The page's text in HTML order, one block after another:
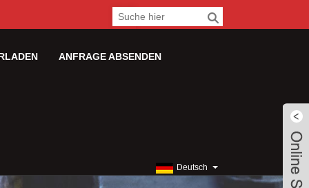
ANFRAGE ABSENDEN
Deutsch